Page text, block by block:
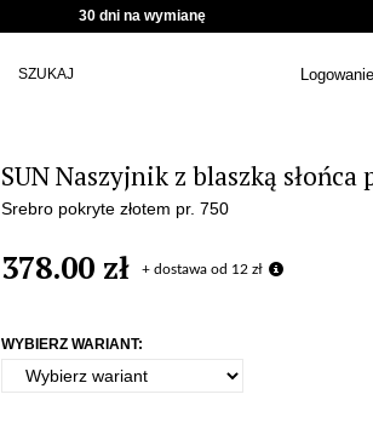
30 dni na wymianę
SZUKAJ Logowanie
SUN Naszyjnik z blaszką słońca
Srebro pokryte złotem pr. 750
378.00 zł + dostawa od 12 zł
WYBIERZ WARIANT: